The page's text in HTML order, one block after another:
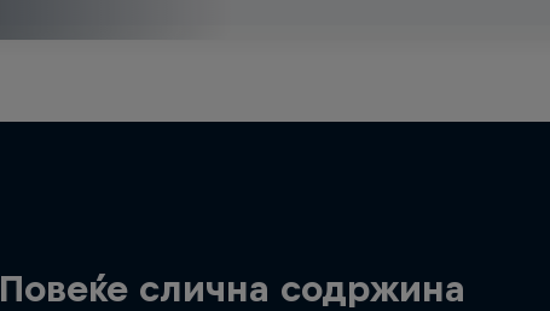
Повеќе слична содржина